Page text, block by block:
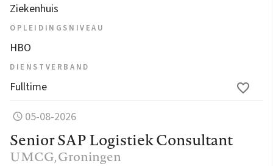
Ziekenhuis
OPLEIDINGSNIVEAU
HBO
DIENSTVERBAND
Fulltime
05-08-2026
Senior SAP Logistiek Consultant
UMCG, Groningen